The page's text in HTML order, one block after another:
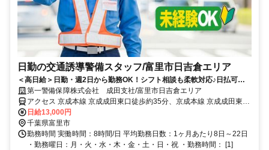
日勤の交通誘導警備スタッフ/富里市日吉倉エリア
＜高日給＞日勤・週2日から勤務OK！シフト相談も柔軟対応♪日払可◎
未経験歓迎★
第一警備保障株式会社 成田支社/富里市日吉倉エリア
アクセス 京成本線 京成成田東口徒歩約35分、京成本線 京成成田東口
徒歩約35分、ＪＲ成田線 成田東口徒歩約39分 直行直帰OK＊交通費
全額支給＊
日給13,000円
千葉県富里市
勤務時間 実働時間：8時間/日 平均勤務日数：1ヶ月あたり8日～22日
・勤務曜日：月・火・水・木・金・土・日・祝 ・勤務時間： [1]